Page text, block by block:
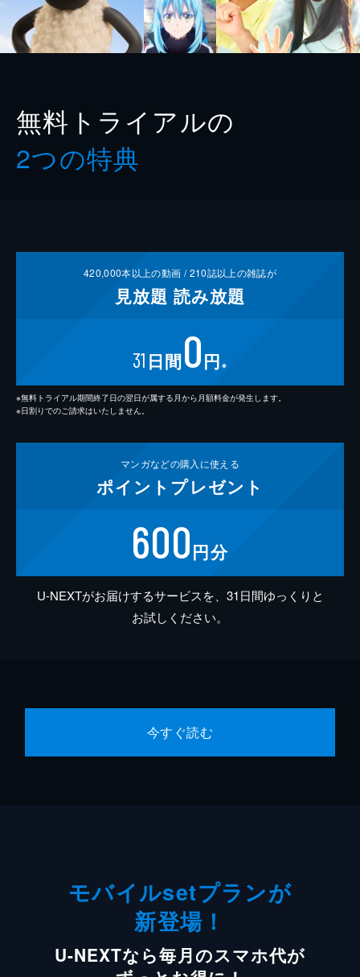
無料トライアルの
2つの特典
420,000本以上の動画 /210誌以上の雑誌が
見放題 読み放題
31 日間0円 ※
※無料トライアル期間終了日の翌日が属する月から月額料金が発生します。
※日割りでのご請求はいたしません。
マンガなどの購入に使える
ポイント プレゼント
600円分
U-NEXTがお届けするサービスを、31日間ゆっくりと
お試しください。
今すぐ読む
モバイルsetプランが
新登場！
U-NEXTなら毎月のスマホ代が